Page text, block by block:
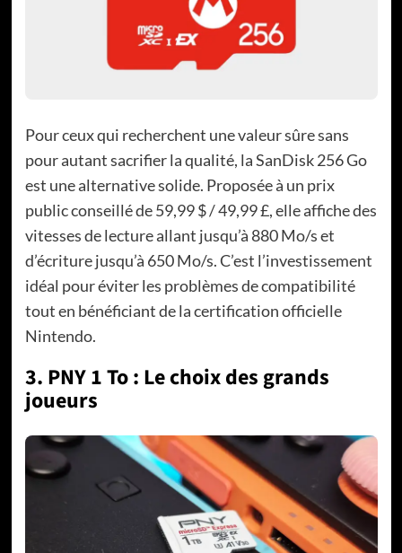
Pour ceux qui recherchent une valeur sûre sans
pour autant sacrifier la qualité, la SanDisk 256 Go
est une alternative solide. Proposée à un prix
public conseillé de 59,99 $ / 49,99 £, elle affiche des
vitesses de lecture allant jusqu’à 880 Mo/s et
d’écriture jusqu’à 650 Mo/s. C’est l’investissement
idéal pour éviter les problèmes de compatibilité
tout en bénéficiant de la certification officielle
Nintendo.
3. PNY 1 To : Le choix des grands
joueurs